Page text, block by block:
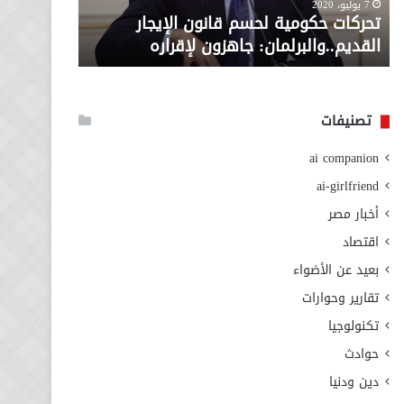
لإقراره
7 يوليو، 2020
تحركات حكومية لحسم قانون الإيجار
القديم..والبرلمان: جاهزون لإقراره
من
وزارة
الاجتماعي
تصنيفات
ai companion
ai-girlfriend
أخبار مصر
اقتصاد
بعيد عن الأضواء
تقارير وحوارات
تكنولوجيا
حوادث
دين ودنيا